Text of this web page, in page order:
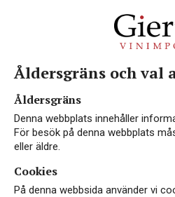
Åldersgräns och val
Åldersgräns
Denna webbplats innehåller
För besök på denna webbplats
eller äldre.
Cookies
På denna webbsida använder vi